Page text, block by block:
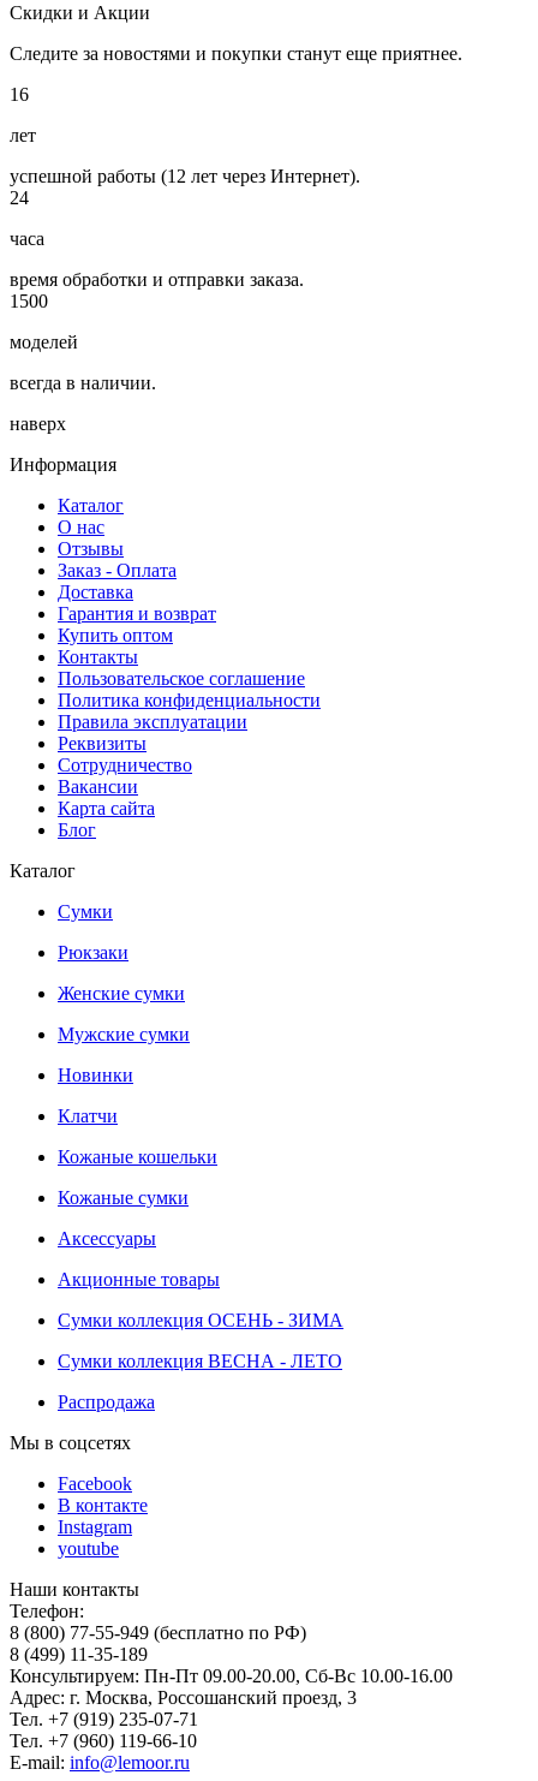
Скидки и Акции
Следите за новостями и покупки станут еще приятнее.
16
лет
успешной работы (12 лет через Интернет).
24
часа
время обработки и отправки заказа.
1500
моделей
всегда в наличии.
наверх
Информация
Каталог
О нас
Отзывы
Заказ - Оплата
Доставка
Гарантия и возврат
Купить оптом
Контакты
Пользовательское соглашение
Политика конфиденциальности
Правила эксплуатации
Реквизиты
Сотрудничество
Вакансии
Карта сайта
Блог
Каталог
Сумки
Рюкзаки
Женские сумки
Мужские сумки
Новинки
Клатчи
Кожаные кошельки
Кожаные сумки
Аксессуары
Акционные товары
Сумки коллекция ОСЕНЬ - ЗИМА
Сумки коллекция ВЕСНА - ЛЕТО
Распродажа
Мы в соцсетях
Facebook
В контакте
Instagram
youtube
Наши контакты
Телефон:
8 (800) 77-55-949 (бесплатно по РФ)
8 (499) 11-35-189
Консультируем: Пн-Пт 09.00-20.00, Сб-Вс 10.00-16.00
Адрес: г. Москва, Россошанский проезд, 3
Тел. +7 (919) 235-07-71
Тел. +7 (960) 119-66-10
E-mail: info@lemoor.ru